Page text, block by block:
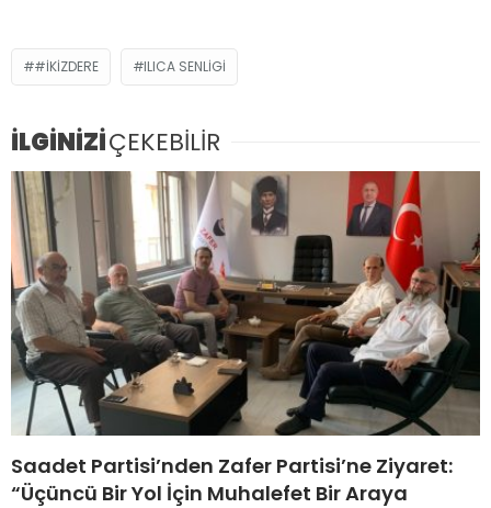
#İKİZDERE ILICA SENLIGI
İLGİNİZİÇEKEBİLİR
Saadet Partisi’nden Zafer Partisi’ne Ziyaret:
“Üçüncü Bir Yol İçin Muhalefet Bir Araya